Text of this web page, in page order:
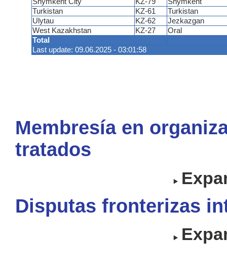
Total
Last update: 09.06.2025 - 03:01:58
Shymkent City KZ-79
Shymkent
Turkistan
KZ-61
Turkistan
Ulytau
KZ-62
Jezkazgan
West Kazakhstan
KZ-27 Oral
Membresía en
tratados
Disputas fronterizas